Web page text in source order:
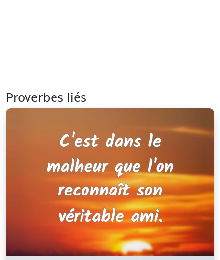
Proverbes liés